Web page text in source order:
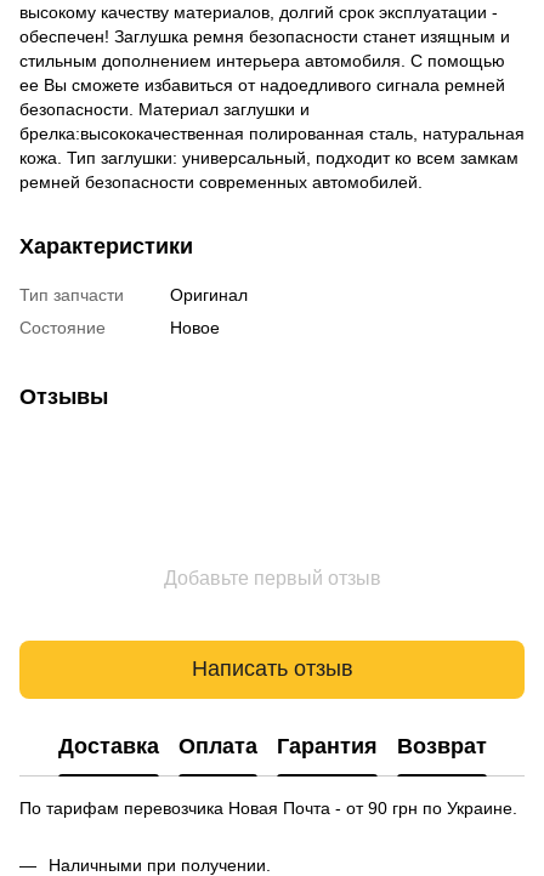
высокому качеству материалов, долгий срок эксплуатации -
обеспечен! Заглушка ремня безопасности станет изящным и
стильным дополнением интерьера автомобиля. С помощью
ее Вы сможете избавиться от надоедливого сигнала ремней
безопасности. Материал заглушки и
брелка:высококачественная полированная сталь, натуральная
кожа. Тип заглушки: универсальный, подходит ко всем замкам
ремней безопасности современных автомобилей.
Характеристики
Тип запчасти
Оригинал
Состояние
Новое
Отзывы
Добавьте первый отзыв
Написать отзыв
Доставка Оплата Гарантия Возврат
По тарифам перевозчика Новая Почта - от 90 грн по Украине.
Наличными при получении.